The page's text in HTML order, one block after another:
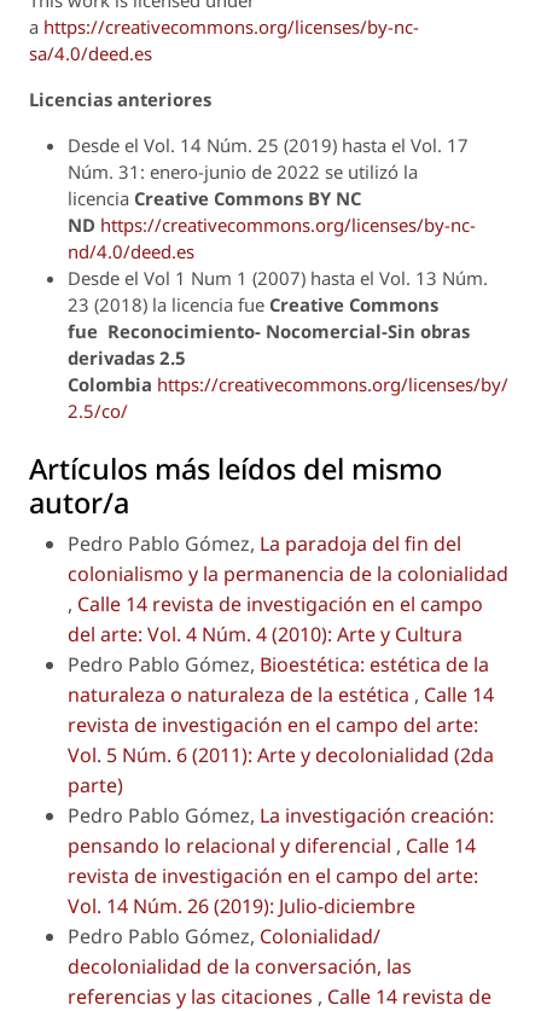
a https://creativecommons.org/licenses/by-nc-
sa/4.0/deed.es
Licencias anteriores
Desde el Vol. 14 Núm. 25 (2019) hasta el Vol. 17
Núm. 31: enero-junio de 2022 se utilizó la
licencia Creative Commons BY NC
ND https://creativecommons.org/licenses/by-nc-
nd/4.0/deed.es
Desde el Vol 1 Num 1 (2007) hasta el Vol. 13 Núm.
23 (2018) la licencia fue Creative Commons
fue Reconocimiento- Nocomercial-Sin obras
derivadas 2.5
Colombia https://creativecommons.org/licenses/by/
2.5/co/
Artículos más leídos del mismo
autor/a
Pedro Pablo Gómez, La paradoja del fin del
colonialismo y la permanencia de la colonialidad
, Calle 14 revista de investigación en el campo
del arte: Vol. 4 Núm. 4 (2010): Arte y Cultura
Pedro Pablo Gómez, Bioestética: estética de la
naturaleza o naturaleza de la estética , Calle 14
revista de investigación en el campo del arte:
Vol. 5 Núm. 6 (2011): Arte y decolonialidad (2da
parte)
Pedro Pablo Gómez, La investigación creación:
pensando lo relacional y diferencial , Calle 14
revista de investigación en el campo del arte:
Vol. 14 Núm. 26 (2019): Julio-diciembre
Pedro Pablo Gómez, Colonialidad/
decolonialidad de la conversación, las
referencias y las citaciones , Calle 14 revista de